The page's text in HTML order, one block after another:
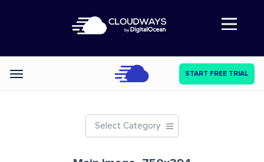
Abre a navegação
Categories START FREE TRIAL
Select Category